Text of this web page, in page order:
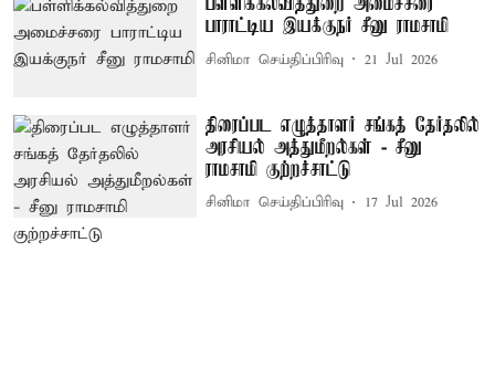
பள்ளிக்கல்வித்துறை அமைச்சரை
பாராட்டிய இயக்குநர் சீனு ராமசாமி
சினிமா செய்திப்பிரிவு 21 Jul 2026
திரைப்பட எழுத்தாளர் சங்கத் தேர்தலில்
அரசியல் அத்துமீறல்கள் - சீனு
ராமசாமி குற்றச்சாட்டு
சினிமா செய்திப்பிரிவு 17 Jul 2026